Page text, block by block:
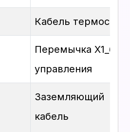
Кабель
Перемычка
управления
Заземляющий
кабель